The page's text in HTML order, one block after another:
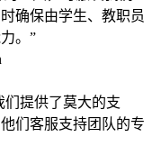
确保由学生、教职员
。”
们提供了莫大的支
们客服支持团队的专